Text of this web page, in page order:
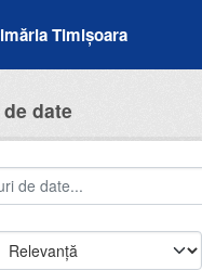
Timișoara
date